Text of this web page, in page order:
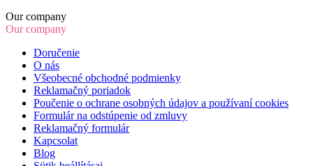
Our company
Our company
Doručenie
O nás
Všeobecné obchodné podmienky
Reklamačný poriadok
Poučenie o ochrane osobných údajov a používaní cookies
Formulár na odstúpenie od zmluvy
Reklamačný formulár
Kapcsolat
Blog